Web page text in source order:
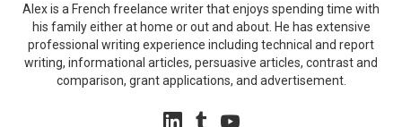
Alex is a French freelance writer that enjoys spending time with
his family either at home or out and about. He has extensive
professional writing experience including technical and report
writing, informational articles, persuasive articles, contrast and
comparison, grant applications, and advertisement.
linkedin